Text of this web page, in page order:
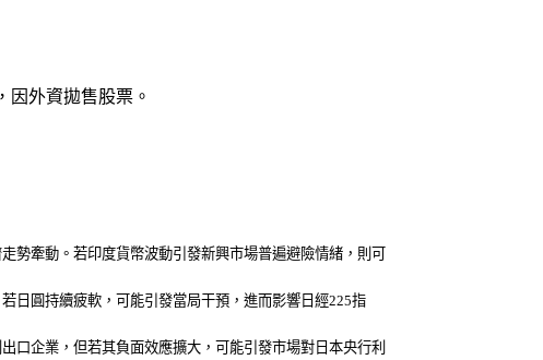
因外資拋售股票。
勢牽動。若印度貨幣波動引發新興市場普遍避險情緒，則可
日圓持續疲軟，可能引發當局干預，進而影響日經225指
口企業，但若其負面效應擴大，可能引發市場對日本央行利